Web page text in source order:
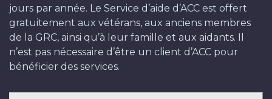
jours par année. Le Service d’aide d’ACC est offert
gratuitement aux vétérans, aux anciens membres
de la GRC, ainsi qu’à leur famille et aux aidants. Il
n’est pas nécessaire d’être un client d’ACC pour
bénéficier des services.